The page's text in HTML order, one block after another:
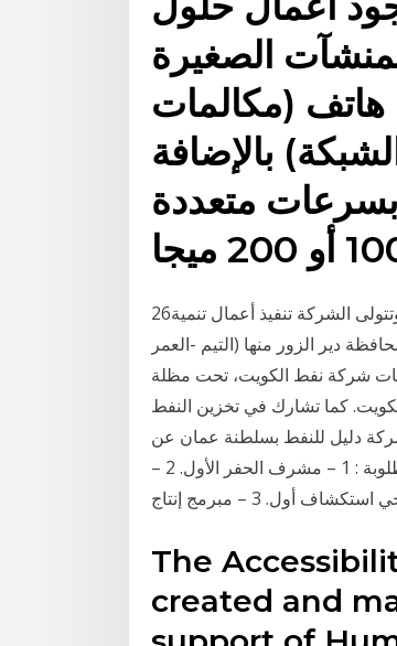
الصغيرة
(مكالمات
بالإضافة
بسرعات متعددة
26‏‏/4‏‏/1442 بعد الهجرة وتمتلك المؤسسة العامة للنفط 50% من أسهمها، وتتولى الشركة تنفيذ أعمال تنمية
لها معمل غاز عمر وأكثر من 35 حقلاً في محافظة دير الزور منها (التيم -العمر
شركة نفط الكويت، تحت مظلة
كما تشارك في تخزين النفط
دليل للنفط بسلطنة عمان عن
توفر وظائف شاغرة للعمل لديها على النحو التالي: الوظائف المطلوبة : 1 – مشرف الحفر الأول. 2 –
أول. 3 – مبرمج إنتاج
The
created and